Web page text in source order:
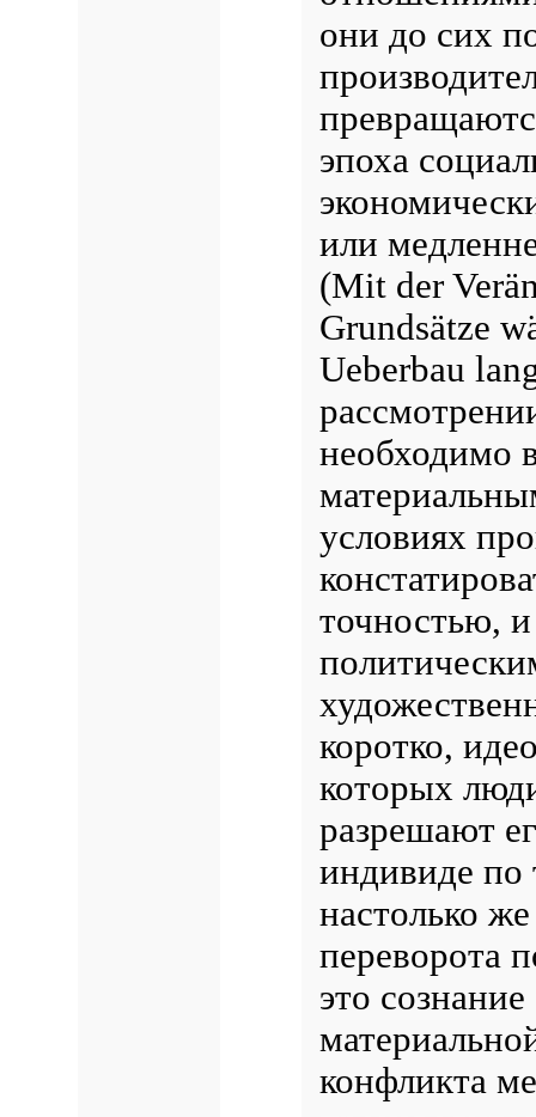
они до сих
эпоха
или
(Mit der
Grundsätze
Ueberbau
необходимо
условиях
точностью,
коротко,
которых
разрешают
индивиде по
настолько
переворота
это
конфликта